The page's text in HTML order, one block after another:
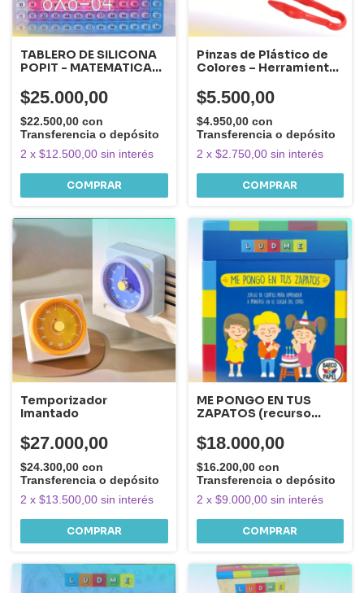
TABLERO DE SILICONA
POPIT - MATEMATICA-
$25.000,00
$22.500,00 con
Transferencia o depósito
2 x $12.500,00 sin interés
Pinzas de Plástico de
Colores – Herramienta
$5.500,00
$4.950,00 con
Transferencia o depósito
2 x $2.750,00 sin interés
Temporizador
Imantado
$27.000,00
$24.300,00 con
Transferencia o depósito
2 x $13.500,00 sin interés
COMPRAR
ME PONGO EN TUS
ZAPATOS (recurso
aprender a reconocer,
comprender y
gestionar las
emociones.)
$18.000,00
$16.200,00 con
Transferencia o depósito
2 x $9.000,00 sin interés